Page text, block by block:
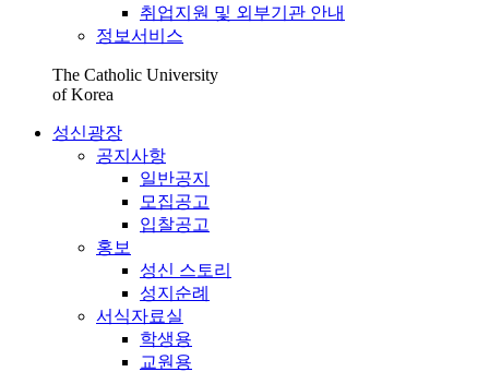
취업지원 및 외부기관 안내
정보서비스
The Catholic University
of Korea
성신광장
공지사항
일반공지
모집공고
입찰공고
홍보
성신 스토리
성지순례
서식자료실
학생용
교원용